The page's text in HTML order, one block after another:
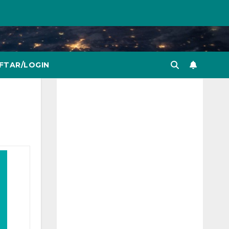
LOGIN